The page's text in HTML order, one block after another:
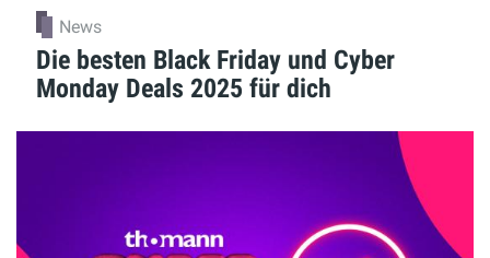
News
Die besten Black Friday und Cyber
Monday Deals 2025 für dich